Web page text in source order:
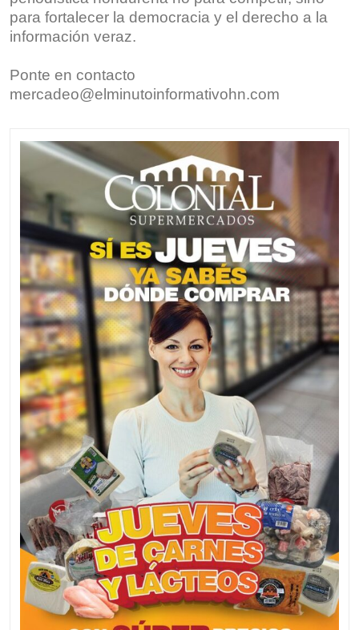
para fortalecer la democracia y el derecho a la
información veraz.
Ponte en contacto
mercadeo@elminutoinformativohn.com